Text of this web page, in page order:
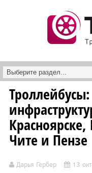
Чите и Пензе
Дарья Гербер 13